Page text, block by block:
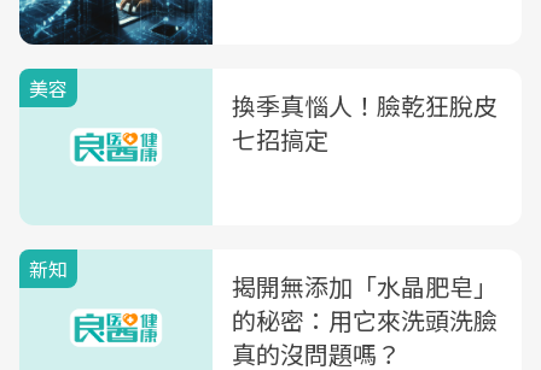
美容
換季真惱人！臉乾狂脫皮
七招搞定
新知
揭開無添加「水晶肥皂」
的秘密：用它來洗頭洗臉
真的沒問題嗎？